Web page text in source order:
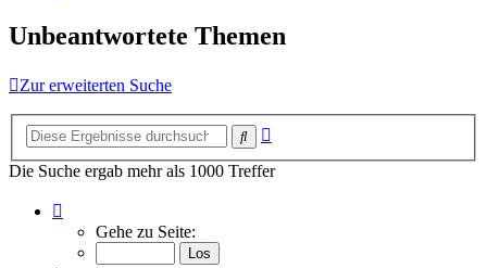
Unbeantwortete Themen
Zur erweiterten Suche
Suche
Die Suche ergab mehr als 1000 Treffer
von
Gehe zu Seite: